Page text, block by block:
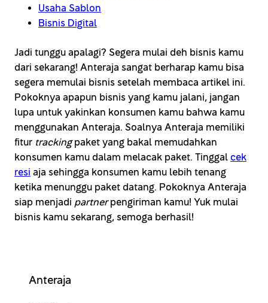
Usaha Sablon
Bisnis Digital
Jadi tunggu apalagi? Segera mulai deh bisnis kamu
dari sekarang! Anteraja sangat berharap kamu bisa
segera memulai bisnis setelah membaca artikel ini.
Pokoknya apapun bisnis yang kamu jalani, jangan
lupa untuk yakinkan konsumen kamu bahwa kamu
menggunakan Anteraja. Soalnya Anteraja memiliki
fitur trackingpaket yang bakal memudahkan
konsumen kamu dalam melacak paket. Tinggal cek
resi aja sehingga konsumen kamu lebih tenang
ketika menunggu paket datang. Pokoknya Anteraja
siap menjadi partnerpengiriman kamu! Yuk mulai
bisnis kamu sekarang, semoga berhasil!
Anteraja